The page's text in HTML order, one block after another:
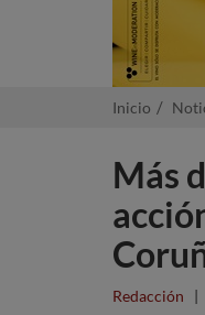
Inicio
Más
Redacción |